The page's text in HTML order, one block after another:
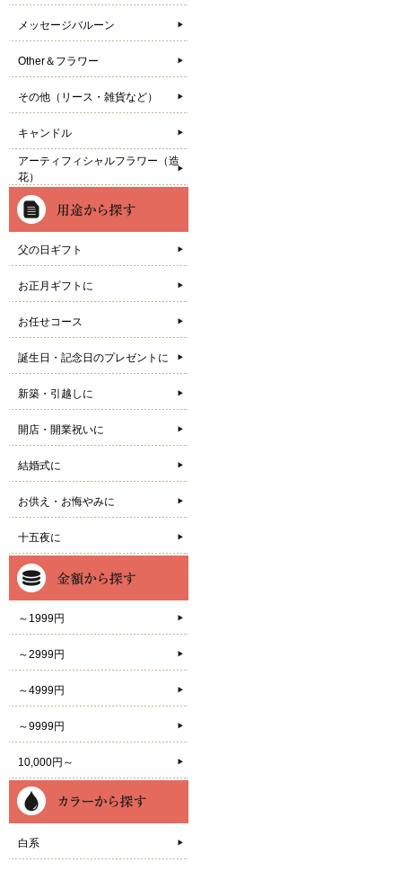
メッセージバルーン
Other＆フラワー
その他（リース・雑貨など）
キャンドル
アーティフィシャルフラワー（造
花）
父の日ギフト
お正月ギフトに
お任せコース
誕生日・記念日のプレゼントに
新築・引越しに
開店・開業祝いに
結婚式に
お供え・お悔やみに
十五夜に
～1999円
～2999円
～4999円
～9999円
10,000円～
白系